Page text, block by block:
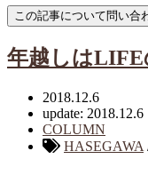
年越しはLIFE
2018.12.6
update: 2018.12.6
COLUMN
HASEGAWA